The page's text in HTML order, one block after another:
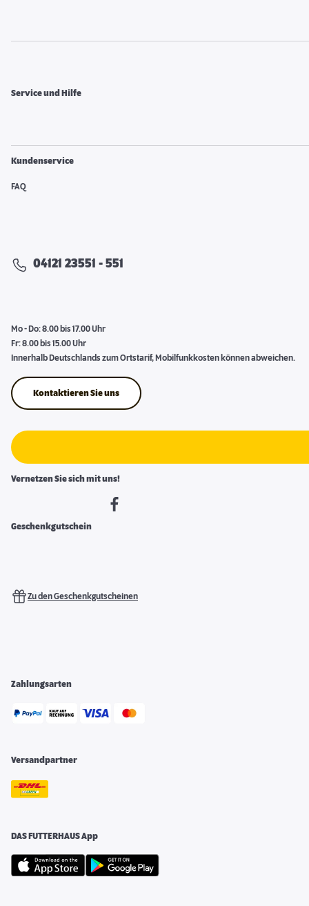
Service und Hilfe
Kundenservice
FAQ
04121 23551 - 551
Mo - Do: 8.00 bis 17.00 Uhr
Fr: 8.00 bis 15.00 Uhr
Innerhalb Deutschlands zum Ortstarif, Mobilfunkkosten können abweichen.
Kontaktieren Sie uns
Vernetzen Sie sich mit uns!
Geschenkgutschein
Zu den Geschenkgutscheinen
Zahlungsarten
Versandpartner
DAS FUTTERHAUS App